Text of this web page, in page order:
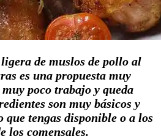
de muslos de pollo al
es una propuesta muy
poco trabajo y queda
son muy básicos y
que tengas disponible o a los
los comensales.